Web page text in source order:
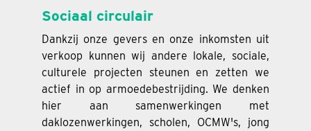
Sociaal circulair
Dankzij onze gevers en onze inkomsten uit
verkoop kunnen wij andere lokale, sociale,
culturele projecten steunen en zetten we
actief in op armoedebestrijding. We denken
hier aan samenwerkingen met
daklozenwerkingen, scholen, OCMW's, jong